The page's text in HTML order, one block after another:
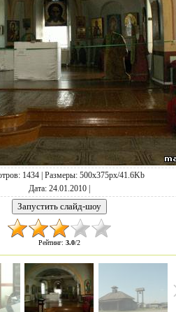
: 1434 | Размеры: 500x375px/41.6Kb
Дата: 24.01.2010 |
Рейтинг: 3.0/2